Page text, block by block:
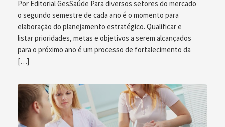
Por Editorial GesSaúde Para diversos setores do mercado
o segundo semestre de cada ano é o momento para
elaboração do planejamento estratégico. Qualificar e
listar prioridades, metas e objetivos a serem alcançados
para o próximo ano é um processo de fortalecimento da
[…]